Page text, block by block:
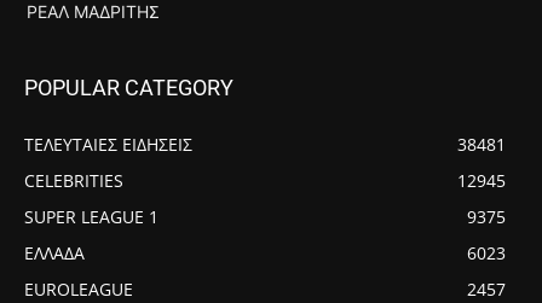
ΡΕΆΛ ΜΑΔΡΊΤΗΣ
POPULAR CATEGORY
ΤΕΛΕΥΤΑΙΕΣ ΕΙΔΗΣΕΙΣ
38481
CELEBRITIES
12945
SUPER LEAGUE 1
9375
ΕΛΛΑΔΑ
6023
EUROLEAGUE
2457